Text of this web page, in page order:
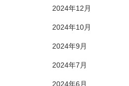
2024年12月
2024年10月
2024年9月
2024年7月
2024年6月